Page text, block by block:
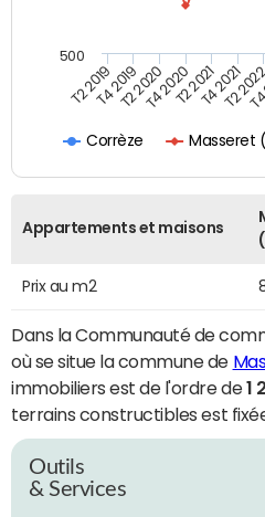
Corrèze Masseret
T2 2019T4 2019T2 2020T4 2020T2 2021T4 2021
T2
500
Appartements et maisons
Prix au m2
Dans la Communauté de
où se situe la commune de
immobiliers est de l'ordre de1
terrains constructibles est
Outils
& Services